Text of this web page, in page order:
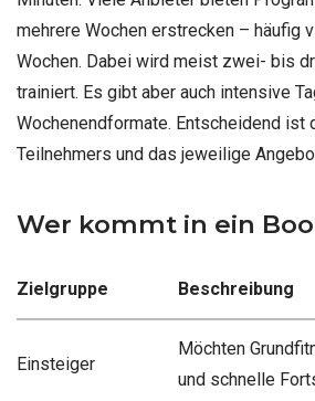
mehrere Wochen erstrecken – häufig
Wochen. Dabei wird meist zwei- bis
trainiert. Es gibt aber auch intensive
Wochenendformate. Entscheidend
Teilnehmers und das jeweilige
Wer kommt in ein
Zielgruppe Beschreibung
Einsteiger
Möchten
und schnelle